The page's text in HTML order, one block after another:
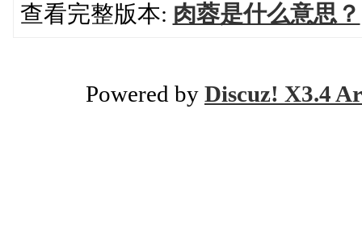
查看完整版本: 肉蓉是什么意思？
Powered by Discuz! X3.4